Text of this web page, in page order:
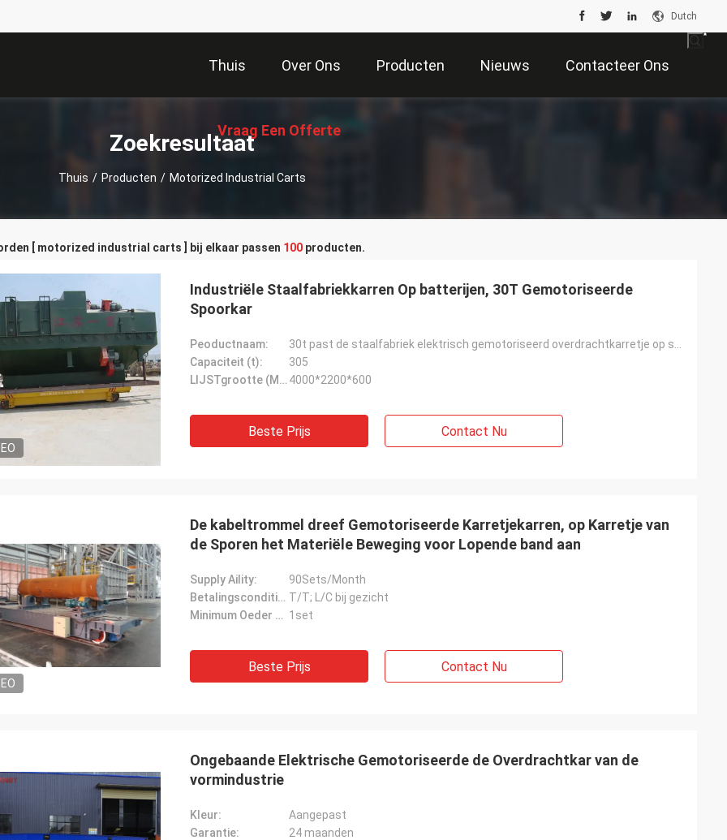
Dutch
Thuis Over Ons Producten Nieuws Contacteer Ons
Vraag Een Offerte
Zoekresultaat
Thuis / Producten / Motorized Industrial Carts
[ motorized industrial carts ] bij elkaar passen 100 producten.
Industriële Staalfabriekkarren Op batterijen, 30T Gemotoriseerde
Spoorkar
Peoductnaam:
Capaciteit (t):
305
LIJSTgrootte (MM.): 4000*2200*600
Beste Prijs Contact Nu
De kabeltrommel dreef Gemotoriseerde Karretjekarren, op Karretje van
de Sporen het Materiële Beweging voor Lopende band aan
Supply Aility:
90Sets/Month
Betalingscondities: T/T; L/C bij gezicht
Minimum Oeder Hoeveelheid: 1set
Beste Prijs Contact Nu
Ongebaande Elektrische Gemotoriseerde de Overdrachtkar van de
vormindustrie
Kleur:
Aangepast
Garantie:
24 maanden